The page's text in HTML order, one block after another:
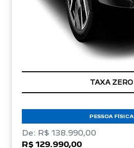
TAXA ZERO
PESSOA FÍSICA
De: R$ 138.990,00
R$ 129.990,00